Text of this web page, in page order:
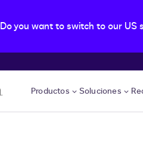
Do you want to switch to our US
Productos Soluciones